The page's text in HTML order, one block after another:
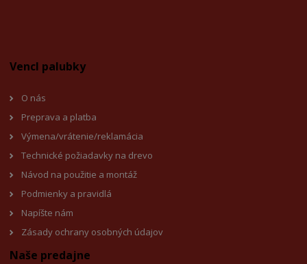
Vencl palubky
O nás
Preprava a platba
Výmena/vrátenie/reklamácia
Technické požiadavky na drevo
Návod na použitie a montáž
Podmienky a pravidlá
Napíšte nám
Zásady ochrany osobných údajov
Naše predajne